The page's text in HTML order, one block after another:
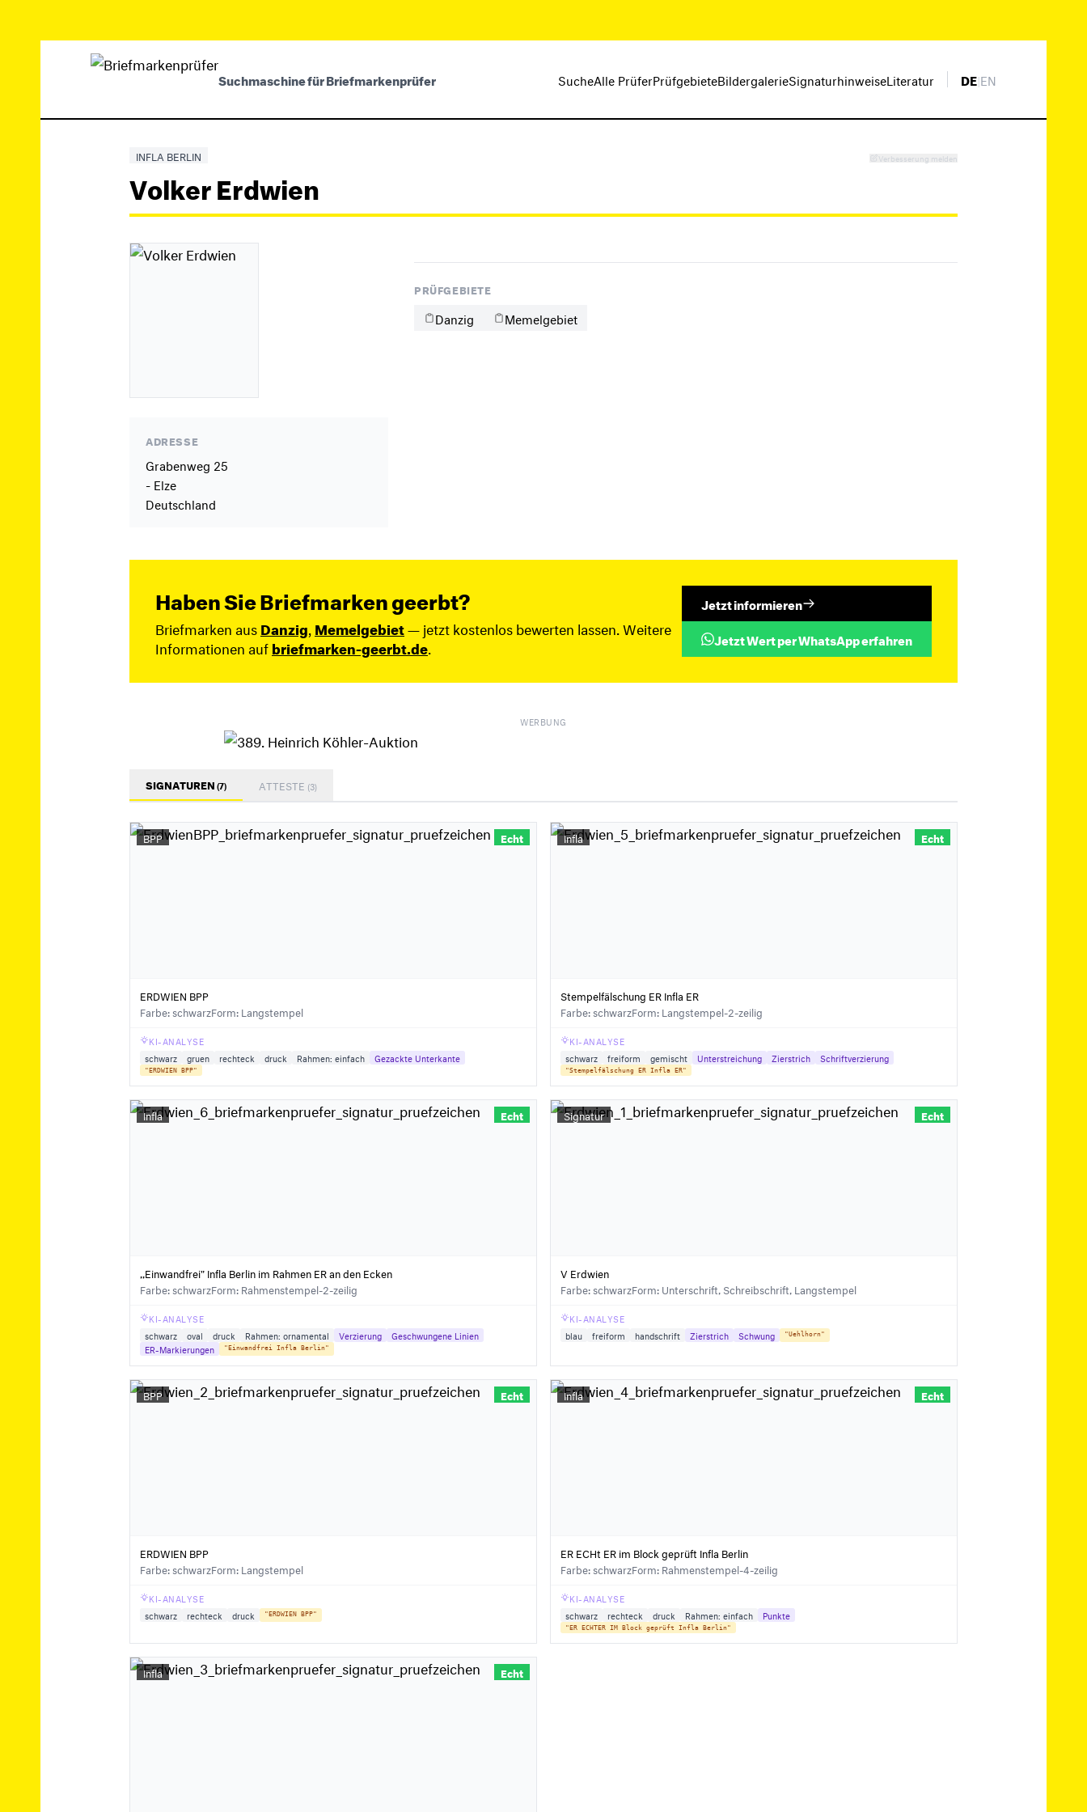
Suchmaschine für Briefmarkenprüfer SucheAlle PrüferPrüfgebieteBildergalerieSignaturhinweiseLiteratur DE|EN
INFLA BERLIN Verbesserung melden
Volker Erdwien
ADRESSE
Grabenweg 25
- Elze
Deutschland
PRÜFGEBIETE
Danzig Memelgebiet
Haben Sie Briefmarken geerbt?
Briefmarken ausDanzig Memelgebiet— jetzt kostenlos bewerten lassen. Weitere
Informationen aufbriefmarken-geerbt.de
Jetzt informieren
Jetzt Wert per WhatsApp erfahren
WERBUNG
SIGNATUREN(7) ATTESTE (3)
BPP Echt
ERDWIEN BPP
Farbe: schwarzForm: Langstempel
KI-ANALYSE
schwarz
gruen rechteck druck Rahmen: einfach Gezackte Unterkante
"ERDWIEN BPP"
Infla Echt
Stempelfälschung ER Infla ER
Farbe: schwarzForm: Langstempel-2-zeilig
KI-ANALYSE
schwarz
freiform gemischt Unterstreichung Zierstrich Schriftverzierung
"Stempelfälschung ER Infla ER"
Infla Echt
,,Einwandfrei" Infla Berlin im Rahmen ER an den Ecken
Farbe: schwarzForm: Rahmenstempel-2-zeilig
KI-ANALYSE
schwarz
oval druck Rahmen: ornamental Verzierung
Geschwungene Linien
ER-Markierungen
"Einwandfrei Infla Berlin"
Signatur Echt
V Erdwien
Farbe: schwarzForm: Unterschrift, Schreibschrift, Langstempel
KI-ANALYSE
blau
freiform handschrift Zierstrich Schwung "Uehlhorn"
BPP Echt
ERDWIEN BPP
Farbe: schwarzForm: Langstempel
KI-ANALYSE
schwarz
rechteck druck "ERDWIEN BPP"
Infla Echt
ER ECHt ER im Block geprüft Infla Berlin
Farbe: schwarzForm: Rahmenstempel-4-zeilig
KI-ANALYSE
schwarz
rechteck druck Rahmen: einfach Punkte
"ER ECHTER IM Block geprüft Infla Berlin"
Infla Echt